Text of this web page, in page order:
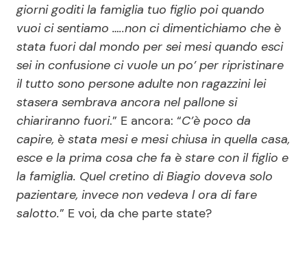
giorni goditi la famiglia tuo figlio poi quando
vuoi ci sentiamo …..non ci dimentichiamo che è
stata fuori dal mondo per sei mesi quando esci
sei in confusione ci vuole un po’ per ripristinare
il tutto sono persone adulte non ragazzini lei
stasera sembrava ancora nel pallone si
chiariranno fuori.” E ancora: “C’è poco da
capire, è stata mesi e mesi chiusa in quella casa,
esce e la prima cosa che fa è stare con il figlio e
la famiglia. Quel cretino di Biagio doveva solo
pazientare, invece non vedeva l ora di fare
salotto.” E voi, da che parte state?